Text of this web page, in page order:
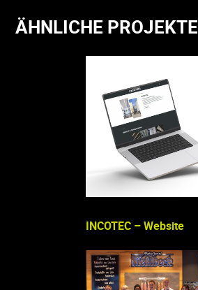
ÄHNLICHE PROJEKTE
INCOTEC – Website